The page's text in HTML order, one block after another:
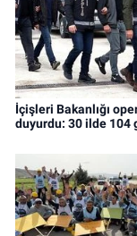
İçişleri Bakanlığı
duyurdu: 30 ilde 104